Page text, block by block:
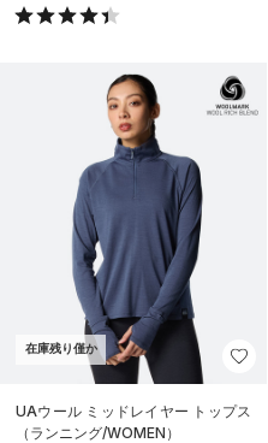
在庫残り僅か
UAウール ミッドレイヤー トップス
（ランニング/WOMEN）